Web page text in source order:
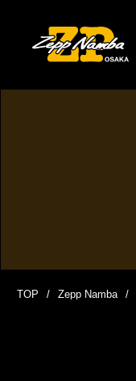
TOP Zepp Namba